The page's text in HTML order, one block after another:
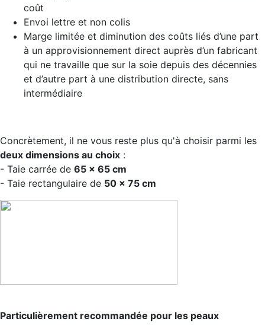
coût
Envoi lettre et non colis
Marge limitée et diminution des coûts liés d’une part
à un approvisionnement direct auprès d’un fabricant
qui ne travaille que sur la soie depuis des décennies
et d’autre part à une distribution directe, sans
intermédiaire
Concrètement, il ne vous reste plus qu'à choisir parmi les
deux dimensions au choix :
- Taie carrée de 65 x 65 cm
- Taie rectangulaire de 50 x 75 cm
Particulièrement recommandée pour les peaux